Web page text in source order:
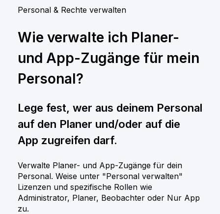
Personal & Rechte verwalten
Wie verwalte ich Planer-
und App-Zugänge für mein
Personal?
Lege fest, wer aus deinem Personal
auf den Planer und/oder auf die
App zugreifen darf.
Verwalte Planer- und App-Zugänge für dein
Personal. Weise unter "Personal verwalten"
Lizenzen und spezifische Rollen wie
Administrator, Planer, Beobachter oder Nur App
zu.